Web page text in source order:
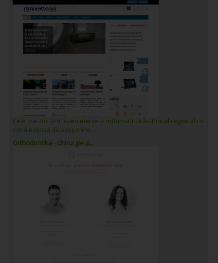
Cele mai noi știri, evenimente și informații utile. Portal regional cu
zonă extinsă de acoperire:...
Orthodontika - Chirurgie și...